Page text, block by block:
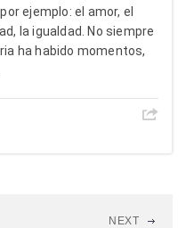
ejemplo: el amor, el
la igualdad. No siempre
ha habido momentos,
NEXT